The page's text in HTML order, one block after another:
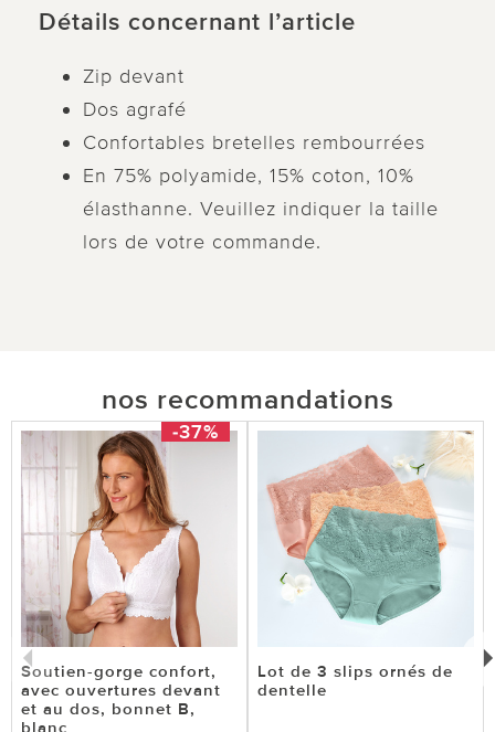
Détails concernant l’article
Zip devant
Dos agrafé
Confortables bretelles rembourrées
En 75% polyamide, 15% coton, 10%
élasthanne. Veuillez indiquer la taille
lors de votre commande.
nos recommandations
-37%
Soutien-gorge confort,
avec ouvertures devant
et au dos, bonnet B,
blanc
Lot de 3 slips ornés de
dentelle